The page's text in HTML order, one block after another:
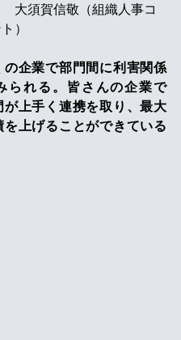
敬（組織人事コ
）
の企業で部門間に利害関係
られる。皆さんの企業で
が上手く連携を取り、最大
を上げることができている